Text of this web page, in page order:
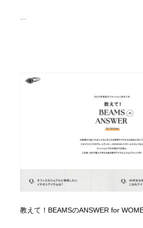
...
教えて！BEAMSのANSWER for